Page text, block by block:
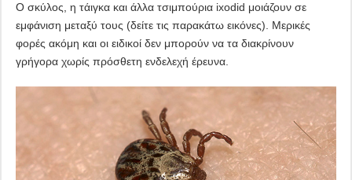
Ο σκύλος, η τάιγκα και άλλα τσιμπούρια ixodid μοιάζουν σε
εμφάνιση μεταξύ τους (δείτε τις παρακάτω εικόνες). Μερικές
φορές ακόμη και οι ειδικοί δεν μπορούν να τα διακρίνουν
γρήγορα χωρίς πρόσθετη ενδελεχή έρευνα.